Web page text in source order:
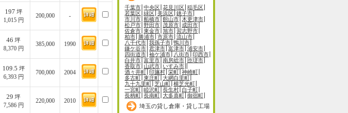
千葉市 中央区 花見川区 稲毛区
若葉区 緑区 美浜区 銚子市
市川市 船橋市 館山市 木更津市
松戸市 野田市 茂原市 成田市
佐倉市 東金市 旭市 習志野市
柏市 勝浦市 市原市 流山市
八千代市 我孫子市 鴨川市
鎌ケ谷市 君津市 富津市 浦安市
四街道市 袖ケ浦市 八街市 印西市
白井市 富里市 南房総市 匝瑳市
香取市 山武市 いすみ市
酒々井町 印旛村 栄町 神崎町
多古町 東庄町 大網白里町
九十九里町 芝山町 横芝光町
一宮町 睦沢町 長生村 白子町
長柄町 長南町 大多喜町 御宿町
埼玉の貸し倉庫・貸し工場
197 坪
1,015 円
200,000 -
46 坪
8,370 円
385,000 1990
109.5 坪
6,393 円
700,000 2004
29 坪
7,586 円
220,000 2010